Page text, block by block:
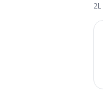
2L